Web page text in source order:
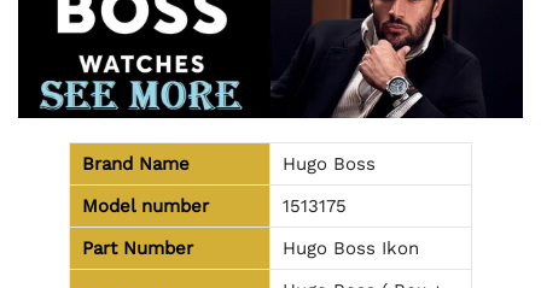
Brand Name
Hugo Boss
Model number
1513175
Part Number
Hugo Boss Ikon